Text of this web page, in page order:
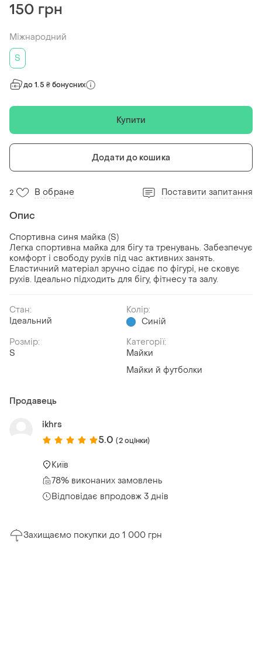
150 грн
Міжнародний
S
до 1.5 ₴ бонусних
Купити
Додати до кошика
2 В обране Поставити запитання
Опис
Спортивна синя майка (S)
Легка спортивна майка для бігу та тренувань. Забезпечує
комфорт і свободу рухів під час активних занять.
Еластичний матеріал зручно сідає по фігурі, не сковує
рухів. Ідеально підходить для бігу, фітнесу та залу.
Стан:
Ідеальний
Колір:
Синій
Розмір:
S
Категорії:
Майки
Майки й футболки
Продавець
ikhrs
5.0 (2 оцінки)
Київ
78% виконаних замовлень
Відповідає впродовж 3 днів
Захищаємо покупки до 1 000 грн